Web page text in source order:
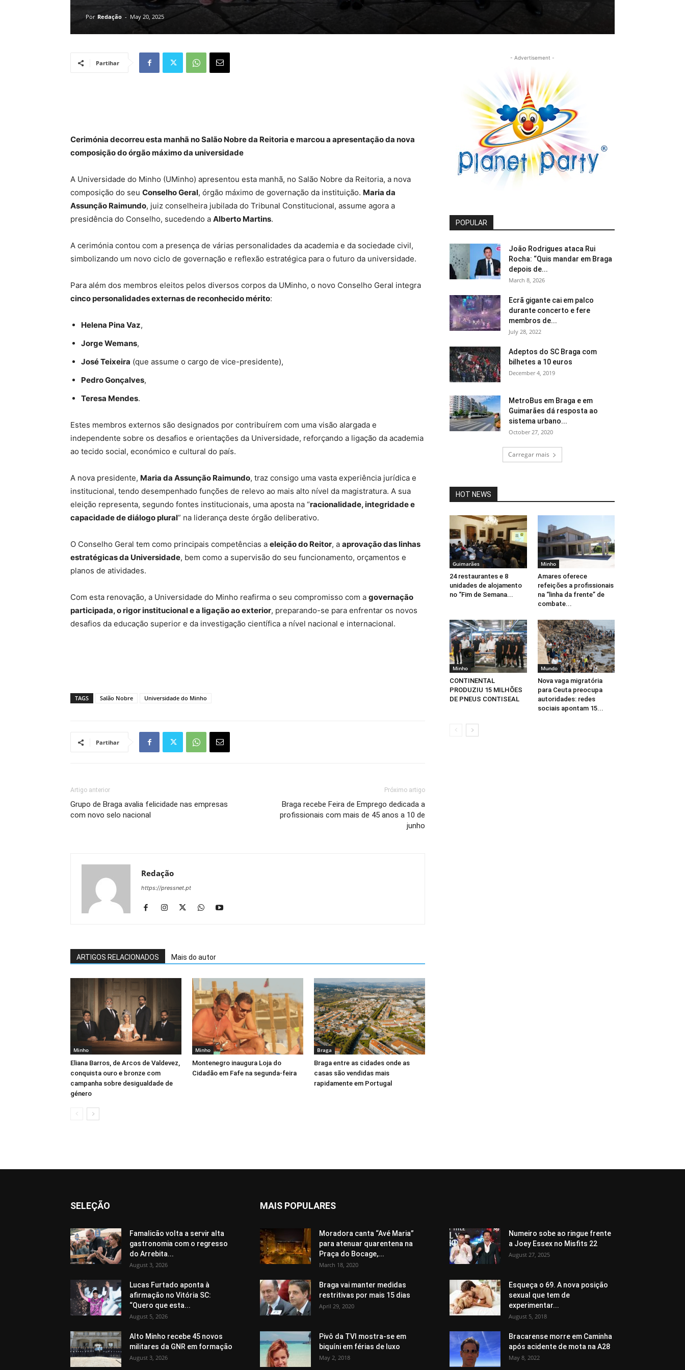
Por Redação - May 20, 2025
Partihar
Cerimónia decorreu esta manhã no Salão Nobre da Reitoria e marcou a apresentação da nova
composição do órgão máximo da universidade
A Universidade do Minho (UMinho) apresentou esta manhã, no Salão Nobre da Reitoria, a nova
composição do seu Conselho Geral, órgão máximo de governação da instituição. Maria da
Assunção Raimundo, juiz conselheira jubilada do Tribunal Constitucional, assume agora a
presidência do Conselho, sucedendo a Alberto Martins.
A cerimónia contou com a presença de várias personalidades da academia e da sociedade civil,
simbolizando um novo ciclo de governação e reflexão estratégica para o futuro da universidade.
Para além dos membros eleitos pelos diversos corpos da UMinho, o novo Conselho Geral integra
cinco personalidades externas de reconhecido mérito:
Helena Pina Vaz,
Jorge Wemans,
José Teixeira (que assume o cargo de vice-presidente),
Pedro Gonçalves,
Teresa Mendes.
Estes membros externos são designados por contribuírem com uma visão alargada e
independente sobre os desafios e orientações da Universidade, reforçando a ligação da academia
ao tecido social, económico e cultural do país.
A nova presidente, Maria da Assunção Raimundo, traz consigo uma vasta experiência jurídica e
institucional, tendo desempenhado funções de relevo ao mais alto nível da magistratura. A sua
eleição representa, segundo fontes institucionais, uma aposta na “racionalidade, integridade e
capacidade de diálogo plural” na liderança deste órgão deliberativo.
O Conselho Geral tem como principais competências a eleição do Reitor, a aprovação das linhas
estratégicas da Universidade, bem como a supervisão do seu funcionamento, orçamentos e
planos de atividades.
Com esta renovação, a Universidade do Minho reafirma o seu compromisso com a governação
participada, o rigor institucional e a ligação ao exterior, preparando-se para enfrentar os novos
desafios da educação superior e da investigação científica a nível nacional e internacional.
TAGS Salão Nobre Universidade do Minho
Partihar
Artigo anterior
Grupo de Braga avalia felicidade nas empresas
com novo selo nacional
Próximo artigo
Braga recebe Feira de Emprego dedicada a
profissionais com mais de 45 anos a 10 de
junho
Redação
https://pressnet.pt
ARTIGOS RELACIONADOS Mais do autor
Minho
Eliana Barros, de Arcos de Valdevez,
conquista ouro e bronze com
campanha sobre desigualdade de
género
Minho
Montenegro inaugura Loja do
Cidadão em Fafe na segunda-feira
Braga
Braga entre as cidades onde as
casas são vendidas mais
rapidamente em Portugal
- Advertisement -
POPULAR
João Rodrigues ataca Rui
Rocha: “Quis mandar em Braga
depois de...
March 8, 2026
Ecrã gigante cai em palco
durante concerto e fere
membros de...
July 28, 2022
Adeptos do SC Braga com
bilhetes a 10 euros
December 4, 2019
MetroBus em Braga e em
Guimarães dá resposta ao
sistema urbano...
October 27, 2020
Carregar mais
HOT NEWS
Guimarães
24 restaurantes e 8
unidades de alojamento
no “Fim de Semana...
Minho
Amares oferece
refeições a profissionais
na “linha da frente” de
combate...
Minho
CONTINENTAL
PRODUZIU 15 MILHÕES
DE PNEUS CONTISEAL
Mundo
Nova vaga migratória
para Ceuta preocupa
autoridades: redes
sociais apontam 15...
SELEÇÃO
Famalicão volta a servir alta
gastronomia com o regresso
do Arrebita...
August 3, 2026
Lucas Furtado aponta à
afirmação no Vitória SC:
“Quero que esta...
August 5, 2026
Alto Minho recebe 45 novos
militares da GNR em formação
August 3, 2026
MAIS POPULARES
Moradora canta “Avé Maria”
para atenuar quarentena na
Praça do Bocage,...
March 18, 2020
Numeiro sobe ao ringue frente
a Joey Essex no Misfits 22
August 27, 2025
Braga vai manter medidas
restritivas por mais 15 dias
April 29, 2020
Esqueça o 69. A nova posição
sexual que tem de
experimentar...
August 5, 2018
Pivô da TVI mostra-se em
biquíni em férias de luxo
May 2, 2018
Bracarense morre em Caminha
após acidente de mota na A28
May 8, 2022